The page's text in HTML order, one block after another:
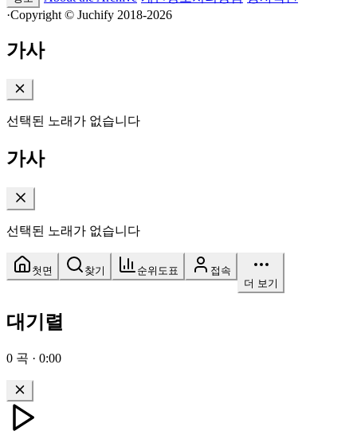
·Copyright © Juchify 2018-2026
가사
선택된 노래가 없습니다
가사
선택된 노래가 없습니다
첫면 찾기 순위도표
접속
더 보기
대기렬
0 곡 · 0:00